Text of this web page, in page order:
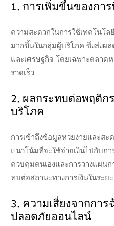
1. การเพิ่มขึ้นของกา
ความสะดวกในการใช้เทคโนโล
มากขึ้นในกลุ่มผู้บริโภค ซึ่งส่งผ
และเศรษฐกิจ โดยเฉพาะตลาด
รวดเร็ว
2. ผลกระทบต่อพฤติก
บริโภค
การเข้าถึงข้อมูลหวยง่ายและส
แนวโน้มที่จะใช้จ่ายเงินไปกับก
ควบคุมตนเองและการวางแผนก
ทบต่อสถานะทางการเงินในระย
3. ความเสี่ยงจากกา
ปลอดภัยออนไลน์